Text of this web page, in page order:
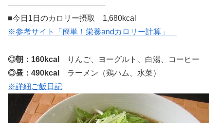
————————————–
■今日1日のカロリー摂取 1,680kcal
※参考サイト「簡単！栄養andカロリー計算」
◎朝：160kcal
りんご、ヨーグルト、白湯、コーヒー
◎昼：490kcal
ラーメン（鶏ハム、水菜）
※詳細ご飯日記